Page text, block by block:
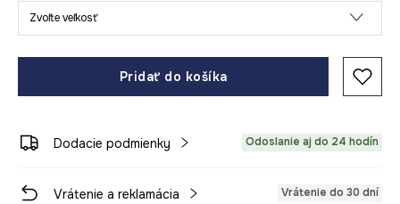
Zvoľte veľkosť
Pridať do košíka
Dodacie podmienky Odoslanie aj do 24 hodín
Vrátenie a reklamácia Vrátenie do 30 dní